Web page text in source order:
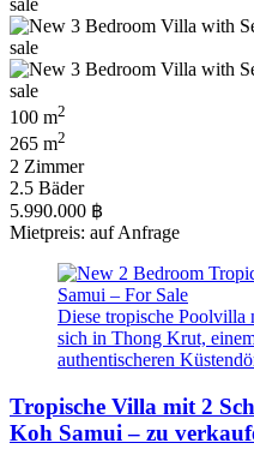
100 m2
265 m2
2 Zimmer
2.5 Bäder
5.990.000 ฿
Mietpreis: auf Anfrage
Diese tropische Poolvilla
sich in Thong Krut,
authentischeren
Tropische Villa mit 2
Koh Samui – zu